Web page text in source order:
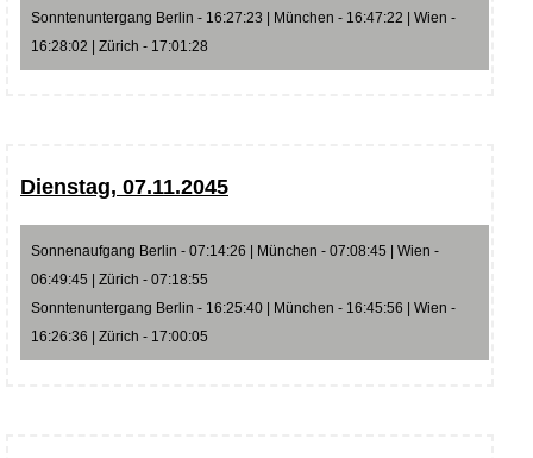
Sonntenuntergang Berlin - 16:27:23 | München - 16:47:22 | Wien -
16:28:02 | Zürich - 17:01:28
Dienstag, 07.11.2045
Sonnenaufgang Berlin - 07:14:26 | München - 07:08:45 | Wien -
06:49:45 | Zürich - 07:18:55
Sonntenuntergang Berlin - 16:25:40 | München - 16:45:56 | Wien -
16:26:36 | Zürich - 17:00:05